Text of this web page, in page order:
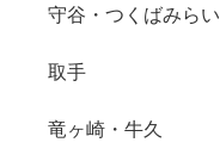
守谷・つくばみらい
取手
竜ヶ崎・牛久